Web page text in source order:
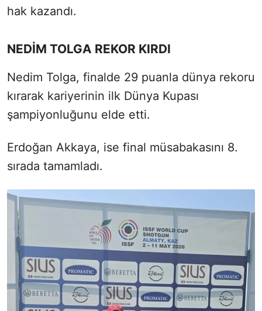
hak kazandı.
NEDİM TOLGA REKOR KIRDI
Nedim Tolga, finalde 29 puanla dünya rekoru
kırarak kariyerinin ilk Dünya Kupası
şampiyonluğunu elde etti.
Erdoğan Akkaya, ise final müsabakasını 8.
sırada tamamladı.